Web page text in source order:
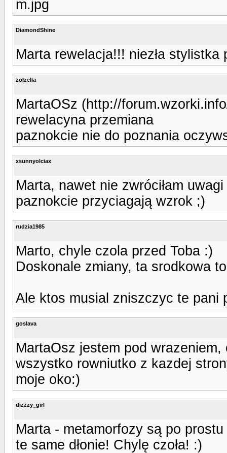
m.jpg
DiamondShine
Marta rewelacja!!! niezła
zołzella
MartaOSz (http://
rewelacyna przemiana
paznokcie nie do poznania
xsunnyolciax
Marta, nawet nie zwróciłam
paznokcie przyciagają wzrok ;)
rudzia1985
Marto, chyle czola przed Toba :)
Doskonale zmiany, ta srodkowa
Ale ktos musial zniszczyc te pani
goslava
MartaOsz jestem pod
wszystko rowniutko z kazdej
moje oko:)
dizzzy_girl
Marta - metamorfozy są po
te same dłonie! Chylę czoła! :)